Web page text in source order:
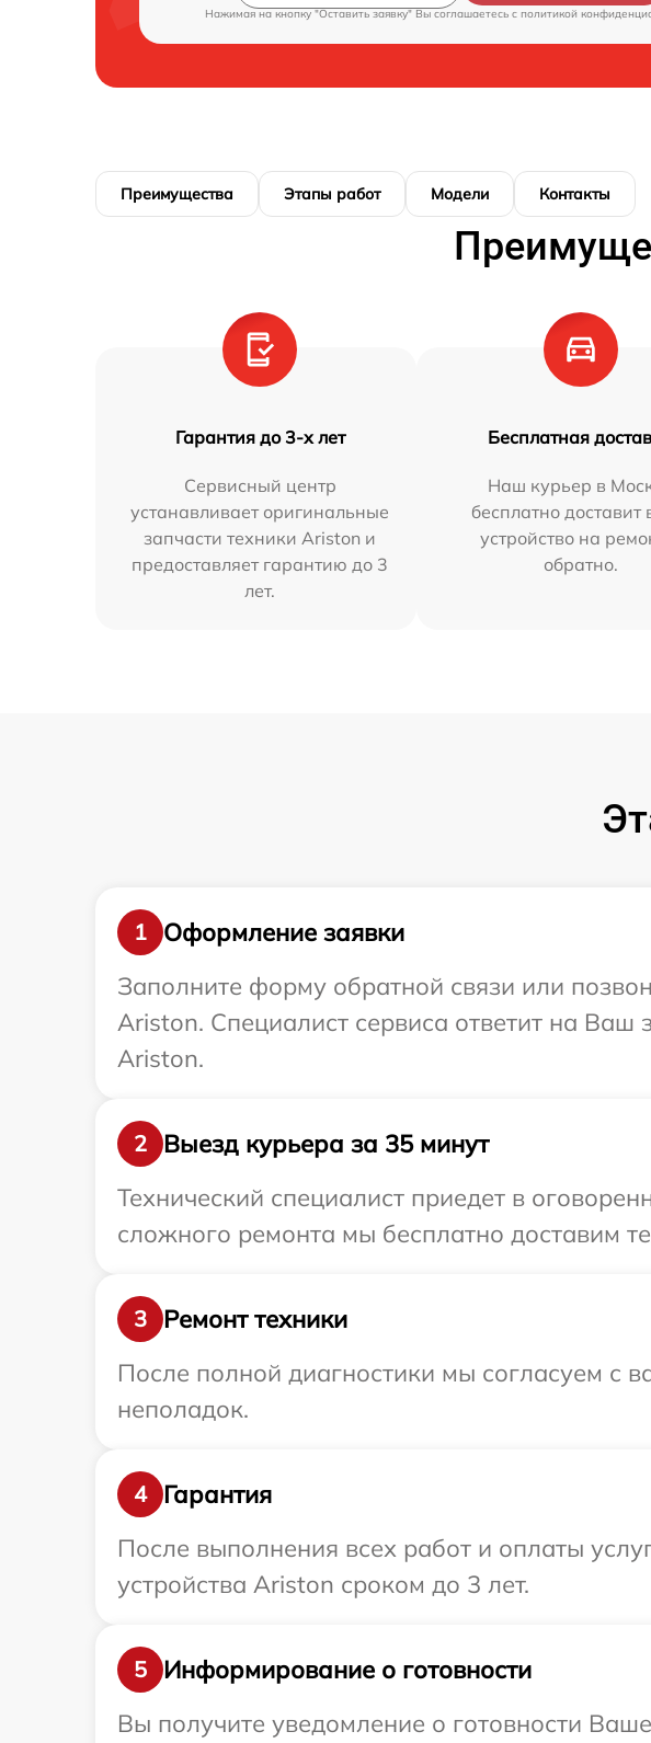
Нажимая на кнопку "Оставить заявку" Вы соглашаетесь c политикой
Преимущества Этапы работ Модели Контакты
Гарантия до 3-х лет
Сервисный центр
устанавливает оригинальные
запчасти техники Ariston и
предоставляет гарантию до 3
лет.
Бесплатная
Наш курьер в
бесплатно доставит
устройство на
обратно.
1
Оформление заявки
Заполните форму обратной связи или
Ariston. Специалист сервиса ответит на Ваш
Ariston.
2
Выезд курьера за 35 минут
Технический специалист приедет в
сложного ремонта мы бесплатно доставим
3
Ремонт техники
После полной диагностики мы согласуем с
неполадок.
4
Гарантия
После выполнения всех работ и оплаты
устройства Ariston сроком до 3 лет.
5
Информирование о готовности
Вы получите уведомление о готовности